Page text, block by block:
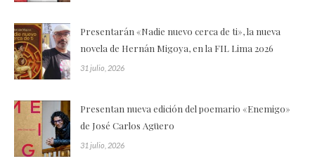
Presentarán «Nadie nuevo cerca de ti», la nueva
novela de Hernán Migoya, en la FIL Lima 2026
31 julio, 2026
Presentan nueva edición del poemario «Enemigo»
de José Carlos Agüero
31 julio, 2026